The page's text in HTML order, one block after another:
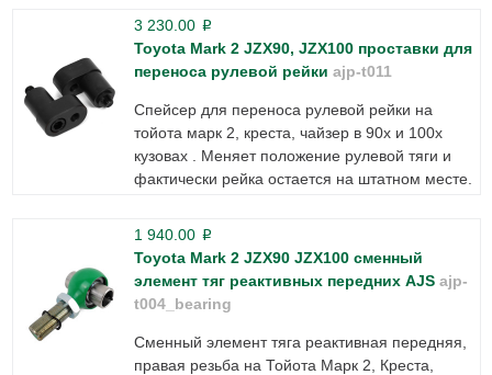
3 230.00 p
Toyota Mark 2 JZX90, JZX100 проставки для
переноса рулевой рейки ajp-t011
Спейсер для переноса рулевой рейки на
тойота марк 2, креста, чайзер в 90х и 100х
кузовах . Меняет положение рулевой тяги и
фактически рейка остается на штатном месте.
1 940.00 p
Toyota Mark 2 JZX90 JZX100 сменный
элемент тяг реактивных передних AJS ajp-
t004_bearing
Сменный элемент тяга реактивная передняя,
правая резьба на Тойота Марк 2, Креста,